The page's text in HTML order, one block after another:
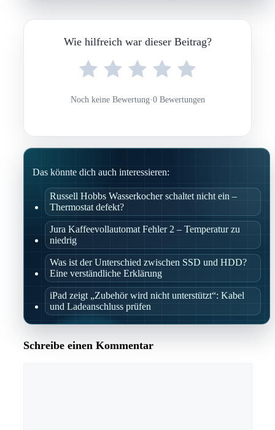
Wie hilfreich war dieser Beitrag?
Noch keine Bewertung·0 Bewertungen
Das könnte dich auch interessieren:
Russell Hobbs Wasserkocher schaltet nicht ein –
Thermostat defekt?
Jura Kaffeevollautomat Fehler 2 – Temperatur zu
niedrig
Was ist der Unterschied zwischen SSD und HDD?
Eine verständliche Erklärung
iPad zeigt „Zubehör wird nicht unterstützt“: Kabel
und Ladeanschluss prüfen
Schreibe einen Kommentar